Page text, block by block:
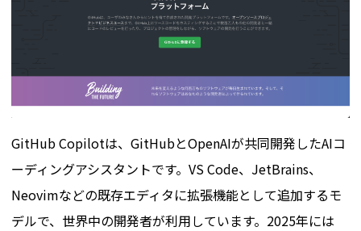
GitHub Copilotは、GitHubとOpenAIが共同開発したAIコ
ーディングアシスタントです。VS Code、JetBrains、
Neovimなどの既存エディタに拡張機能として追加するモ
デルで、世界中の開発者が利用しています。2025年には